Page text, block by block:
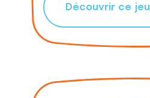
Découvrir ce jeu